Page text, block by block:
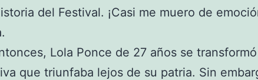
del Festival. ¡Casi me muero de
Lola Ponce de 27 años se
que triunfaba lejos de su patria. Sin